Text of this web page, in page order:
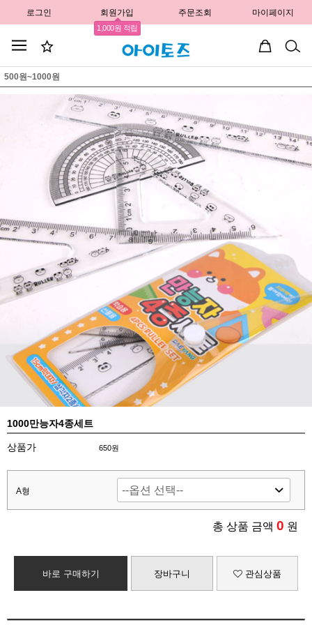
로그인 회원가입
1,000원 적립
주문조회 마이페이지
500원~1000원
1000만능자4종세트
상품가 650원
A형
총 상품 금액 0 원
바로 구매하기 장바구니 관심상품